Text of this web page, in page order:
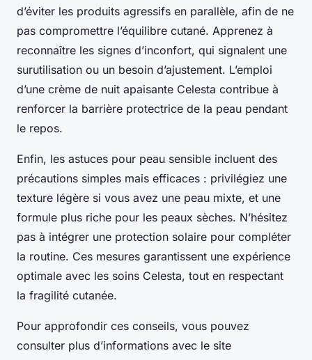
d’éviter les produits agressifs en parallèle, afin de ne
pas compromettre l’équilibre cutané. Apprenez à
reconnaître les signes d’inconfort, qui signalent une
surutilisation ou un besoin d’ajustement. L’emploi
d’une crème de nuit apaisante Celesta contribue à
renforcer la barrière protectrice de la peau pendant
le repos.
Enfin, les astuces pour peau sensible incluent des
précautions simples mais efficaces : privilégiez une
texture légère si vous avez une peau mixte, et une
formule plus riche pour les peaux sèches. N’hésitez
pas à intégrer une protection solaire pour compléter
la routine. Ces mesures garantissent une expérience
optimale avec les soins Celesta, tout en respectant
la fragilité cutanée.
Pour approfondir ces conseils, vous pouvez
consulter plus d’informations avec le site